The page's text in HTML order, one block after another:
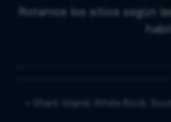
Rotamos los sitios según
Bancos de barracudas,
+ Shark Island, White Rock,